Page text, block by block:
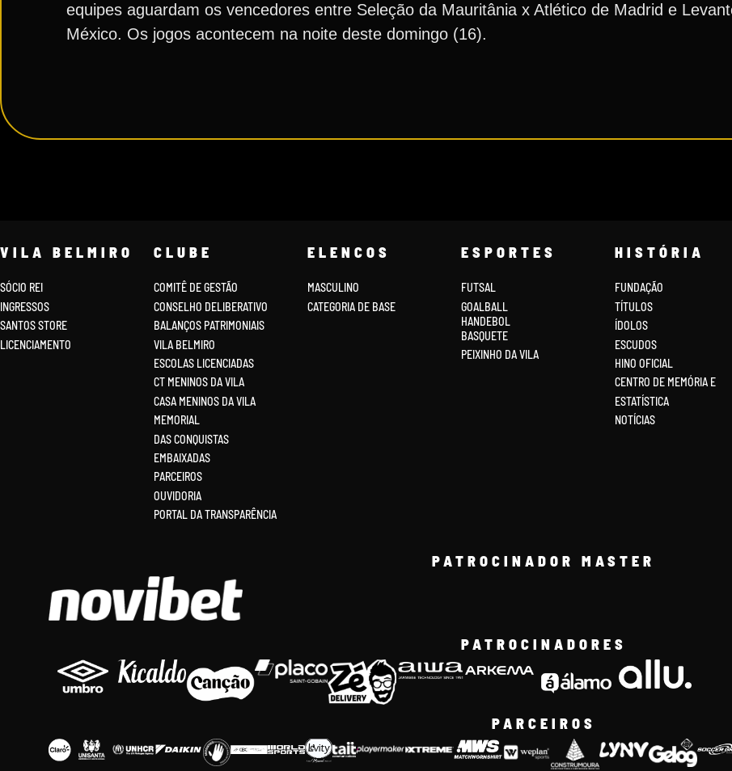
equipes aguardam os vencedores entre Seleção da Mauritânia x Atlético de Madrid e
México. Os jogos acontecem na noite deste domingo (16).
VILA BELMIRO
SÓCIO REI
INGRESSOS
SANTOS STORE
LICENCIAMENTO
CLUBE
COMITÊ DE GESTÃO
CONSELHO DELIBERATIVO
BALANÇOS PATRIMONIAIS
VILA BELMIRO
ESCOLAS LICENCIADAS
CT MENINOS DA VILA
CASA MENINOS DA VILA
MEMORIAL
DAS CONQUISTAS
EMBAIXADAS
PARCEIROS
OUVIDORIA
PORTAL DA TRANSPARÊNCIA
ELENCOS
MASCULINO
CATEGORIA DE BASE
ESPORTES
FUTSAL
GOALBALL
HANDEBOL
BASQUETE
PEIXINHO DA VILA
HISTÓRIA
FUNDAÇÃO
TÍTULOS
ÍDOLOS
ESCUDOS
HINO OFICIAL
CENTRO DE MEMÓRIA E
ESTATÍSTICA
NOTÍCIAS
PATROCINADOR MASTER
PATROCINADORES
PARCEIROS